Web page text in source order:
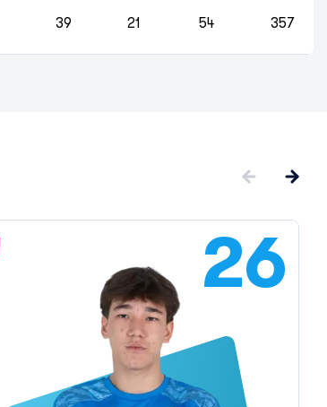
39 21 54 357
26